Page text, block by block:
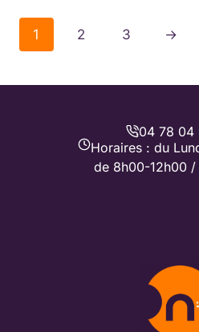
1 2 3 →
04 78 04
Horaires : du
de 8h00-12h00 /